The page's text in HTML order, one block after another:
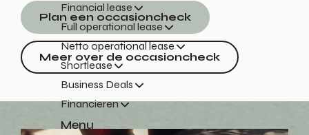
Financial lease
Full operational lease
Netto operational lease
Shortlease
Business Deals
Financieren
Menu
Plan een occasioncheck
Meer over de occasioncheck